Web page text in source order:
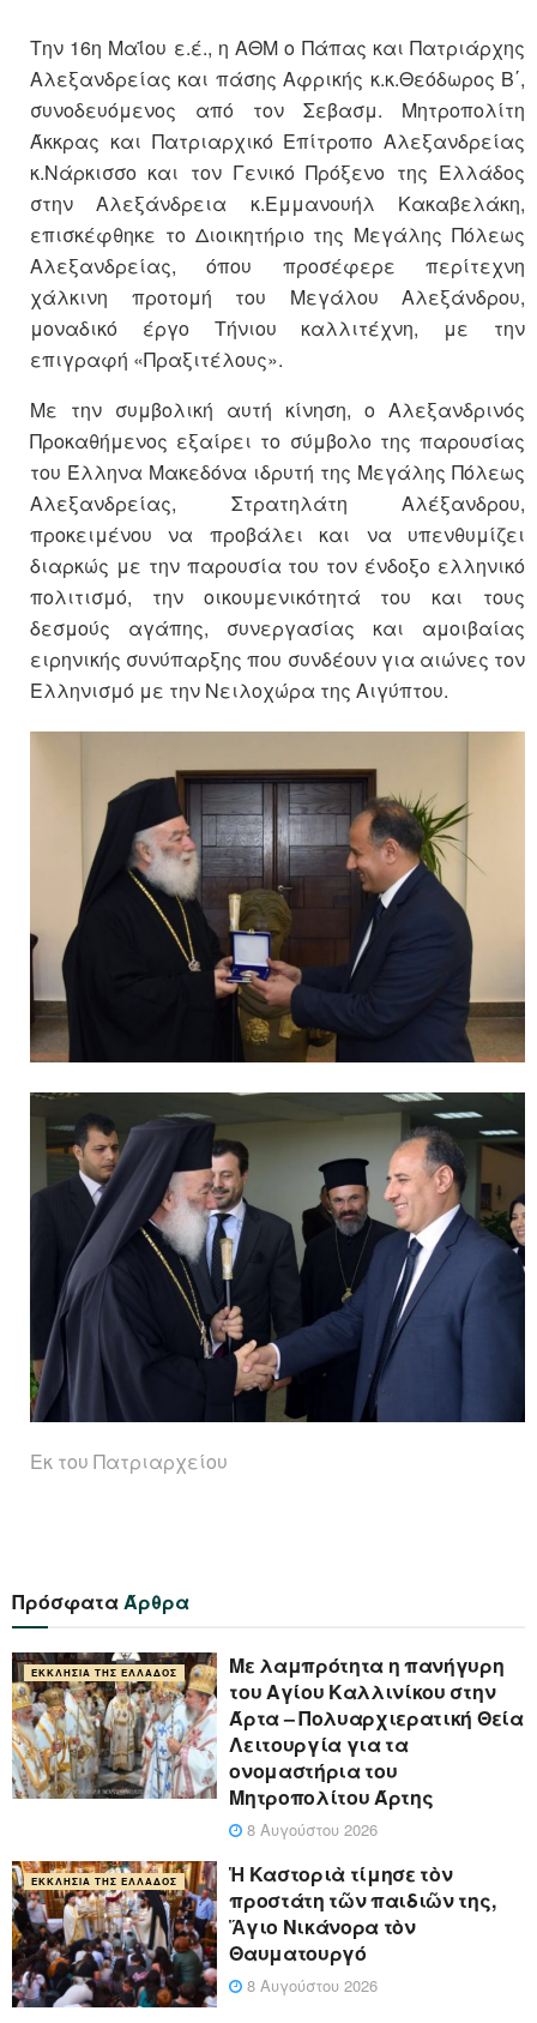
Την 16η Μαΐου ε.έ., η ΑΘΜ ο Πάπας και Πατριάρχης
Αλεξανδρείας και πάσης Αφρικής κ.κ.Θεόδωρος Β΄,
συνοδευόμενος από τον Σεβασμ. Μητροπολίτη
Άκκρας και Πατριαρχικό Επίτροπο Αλεξανδρείας
κ.Νάρκισσο και τον Γενικό Πρόξενο της Ελλάδος
στην Αλεξάνδρεια κ.Εμμανουήλ Κακαβελάκη,
επισκέφθηκε το Διοικητήριο της Μεγάλης Πόλεως
Αλεξανδρείας, όπου προσέφερε περίτεχνη
χάλκινη προτομή του Μεγάλου Αλεξάνδρου,
μοναδικό έργο Τήνιου καλλιτέχνη, με την
επιγραφή «Πραξιτέλους».
Με την συμβολική αυτή κίνηση, ο Αλεξανδρινός
Προκαθήμενος εξαίρει το σύμβολο της παρουσίας
του Έλληνα Μακεδόνα ιδρυτή της Μεγάλης Πόλεως
Αλεξανδρείας, Στρατηλάτη Αλέξανδρου,
προκειμένου να προβάλει και να υπενθυμίζει
διαρκώς με την παρουσία του τον ένδοξο ελληνικό
πολιτισμό, την οικουμενικότητά του και τους
δεσμούς αγάπης, συνεργασίας και αμοιβαίας
ειρηνικής συνύπαρξης που συνδέουν για αιώνες τον
Ελληνισμό με την Νειλοχώρα της Αιγύπτου.
Eκ του Πατριαρχείου
ΠρόσφαταΆρθρα
ΕΚΚΛΗΣΊΑ ΤΗΣ ΕΛΛΆΔΟΣ
Με λαμπρότητα η πανήγυρη
του Αγίου Καλλινίκου στην
Άρτα – Πολυαρχιερατική Θεία
Λειτουργία για τα
ονομαστήρια του
Μητροπολίτου Άρτης
8 Αυγούστου 2026
ΕΚΚΛΗΣΊΑ ΤΗΣ ΕΛΛΆΔΟΣ
Ἡ Καστοριὰ τίμησε τὸν
προστάτη τῶν παιδιῶν της,
Ἅγιο Νικάνορα τὸν
Θαυματουργό
8 Αυγούστου 2026